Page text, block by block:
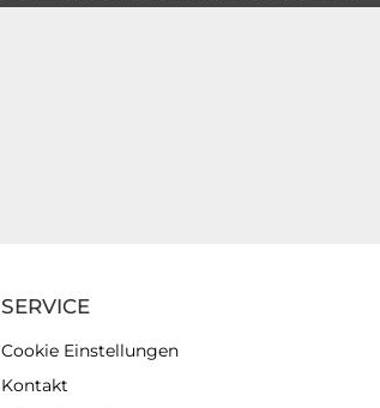
SERVICE
Cookie Einstellungen
Kontakt